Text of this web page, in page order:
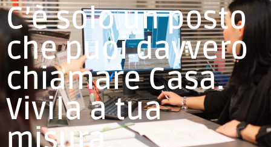
C’è solo un posto
che puoi davvero
chiamare Casa.
Vivila a tua